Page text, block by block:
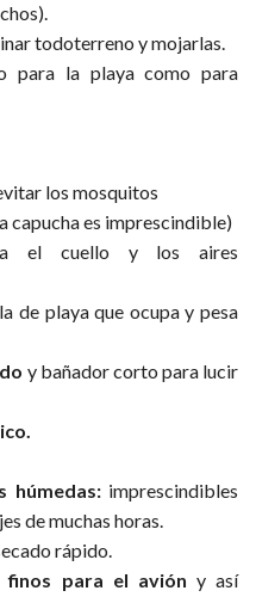
todoterreno y mojarlas.
para la playa como para
los mosquitos
capucha es imprescindible)
el cuello y los aires
de playa que ocupa y pesa
y bañador corto para lucir
húmedas: imprescindibles
de muchas horas.
rápido.
finos para el avión y así